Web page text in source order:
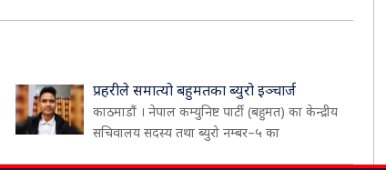
प्रहरीले समात्यो बहुमतका ब्युरो इञ्चार्ज
काठमाडौं । नेपाल कम्युनिष्ट पार्टी (बहुमत) का केन्द्रीय
सचिवालय सदस्य तथा ब्युरो नम्बर–५ का